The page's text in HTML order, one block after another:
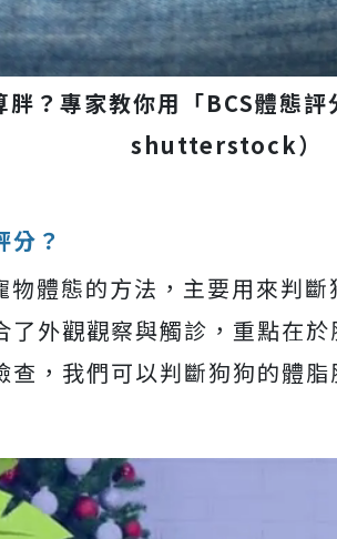
？專家教你用「BCS體態評
shutterstock）
分？
物體態的方法，主要用來判
了外觀觀察與觸診，重點在於
查，我們可以判斷狗狗的體